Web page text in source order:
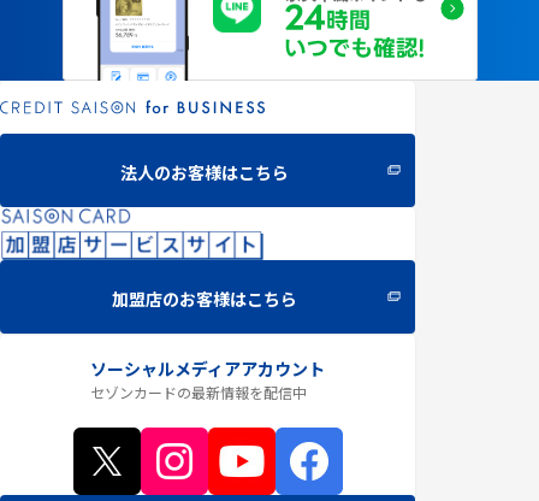
法人のお客様はこちら
加盟店のお客様はこちら
ソーシャルメディアアカウント
セゾンカードの最新情報を配信中